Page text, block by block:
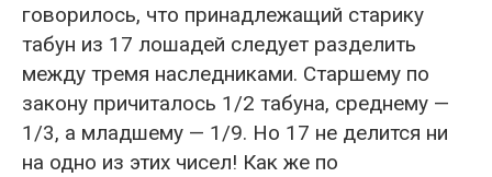
говорилось, что принадлежащий старику
табун из 17 лошадей следует разделить
между тремя наследниками. Старшему по
закону причиталось 1/2 табуна, среднему —
1/3, а младшему — 1/9. Но 17 не делится ни
на одно из этих чисел! Как же по